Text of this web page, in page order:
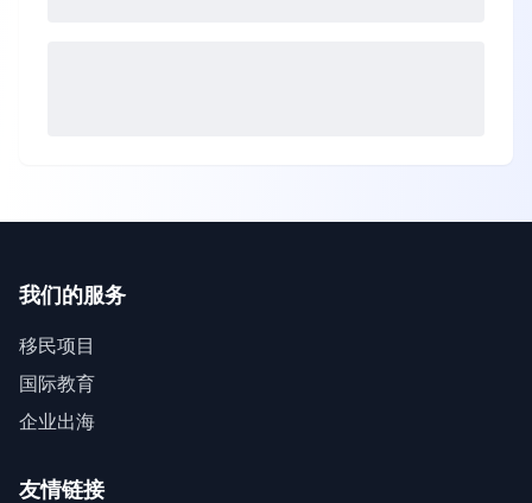
我们的服务
移民项目
国际教育
企业出海
友情链接